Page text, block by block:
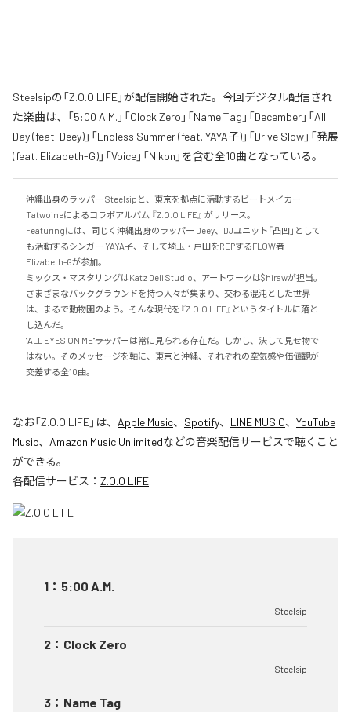
Steelsipの「Z.O.O LIFE」が配信開始された。今回デジタル配信され
た楽曲は、「5:00 A.M.」「Clock Zero」「Name Tag」「December」「All
Day (feat. Deey)」「Endless Summer (feat. YAYA子)」「Drive Slow」「発展
(feat. Elizabeth-G)」「Voice」「Nikon」を含む全10曲となっている。
沖縄出身のラッパー Steelsipと、東京を拠点に活動するビートメイカー
Tatwoineによるコラボアルバム 『Z.O.O LIFE』 がリリース。
Featuringには、同じく沖縄出身のラッパー Deey、DJユニット「凸凹」として
も活動するシンガー YAYA子、そして埼玉・戸田をREPするFLOW者
Elizabeth-Gが参加。
ミックス・マスタリングはKat'z Deli Studio、アートワークは$hirawが担当。
さまざまなバックグラウンドを持つ人々が集まり、交わる混沌とした世界
は、まるで動物園のよう。そんな現代を『Z.O.O LIFE』というタイトルに落と
し込んだ。
"ALL EYES ON ME"――ラッパーは常に見られる存在だ。しかし、決して見せ物で
はない。そのメッセージを軸に、東京と沖縄、それぞれの空気感や価値観が
交差する全10曲。
なお「Z.O.O LIFE」は、 Apple Music、 Spotify、 LINE MUSIC、 YouTube
Music、 Amazon Music Unlimitedなどの音楽配信サービスで聴くこと
ができる。
各配信サービス： Z.O.O LIFE
1 ： 5:00 A.M.
Steelsip
2 ： Clock Zero
Steelsip
3 ： Name Tag